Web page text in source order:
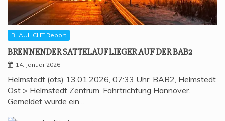
BLAULICHT Report
BREN­NEN­DER SAT­TEL­AUF­LIE­GER AUF DER BAB2
14. Januar 2026
Helmstedt (ots) 13.01.2026, 07:33 Uhr. BAB2, Helmstedt
Ost > Helmstedt Zentrum, Fahrtrichtung Hannover.
Gemeldet wurde ein…